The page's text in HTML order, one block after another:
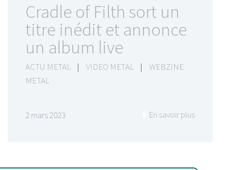
Cradle of Filth sort un
titre inédit et annonce
un album live
ACTU METAL | VIDEO METAL |
WEBZINE
METAL
2 mars 2023 En savoir plus